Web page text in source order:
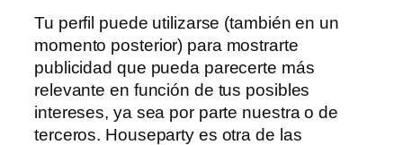
Tu perfil puede utilizarse (también en un
momento posterior) para mostrarte
publicidad que pueda parecerte más
relevante en función de tus posibles
intereses, ya sea por parte nuestra o de
terceros. Houseparty es otra de las